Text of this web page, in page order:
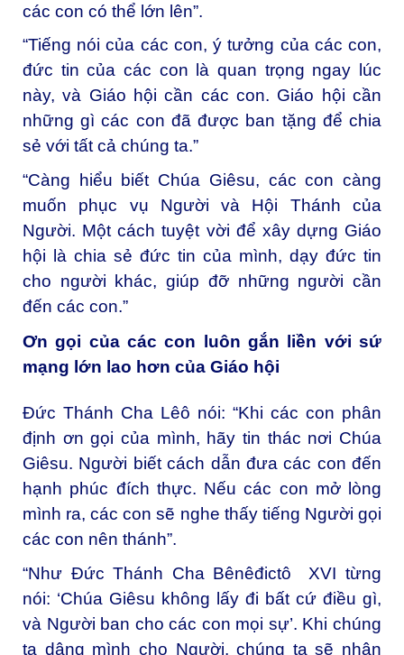
các con có thể lớn lên”.
“Tiếng nói của các con, ý tưởng của các con,
đức tin của các con là quan trọng ngay lúc
này, và Giáo hội cần các con. Giáo hội cần
những gì các con đã được ban tặng để chia
sẻ với tất cả chúng ta.”
“Càng hiểu biết Chúa Giêsu, các con càng
muốn phục vụ Người và Hội Thánh của
Người. Một cách tuyệt vời để xây dựng Giáo
hội là chia sẻ đức tin của mình, dạy đức tin
cho người khác, giúp đỡ những người cần
đến các con.”
Ơn gọi của các con luôn gắn liền với sứ
mạng lớn lao hơn của Giáo hội
Đức Thánh Cha Lêô nói: “Khi các con phân
định ơn gọi của mình, hãy tin thác nơi Chúa
Giêsu. Người biết cách dẫn đưa các con đến
hạnh phúc đích thực. Nếu các con mở lòng
mình ra, các con sẽ nghe thấy tiếng Người gọi
các con nên thánh”.
“Như Đức Thánh Cha Bênêđictô XVI từng
nói: ‘Chúa Giêsu không lấy đi bất cứ điều gì,
và Người ban cho các con mọi sự’. Khi chúng
ta dâng mình cho Người, chúng ta sẽ nhận